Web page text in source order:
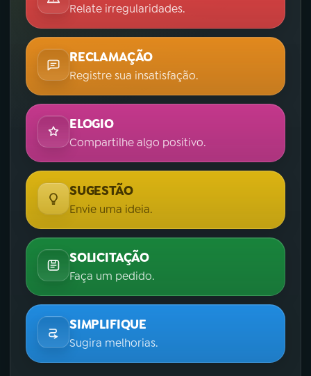
Relate irregularidades.
RECLAMAÇÃO
Registre sua insatisfação.
ELOGIO
Compartilhe algo positivo.
SUGESTÃO
Envie uma ideia.
SOLICITAÇÃO
Faça um pedido.
SIMPLIFIQUE
Sugira melhorias.